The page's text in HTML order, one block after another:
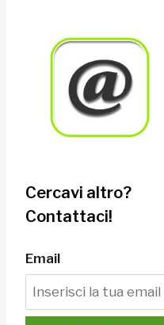
Cercavi altro?
Contattaci!
Email